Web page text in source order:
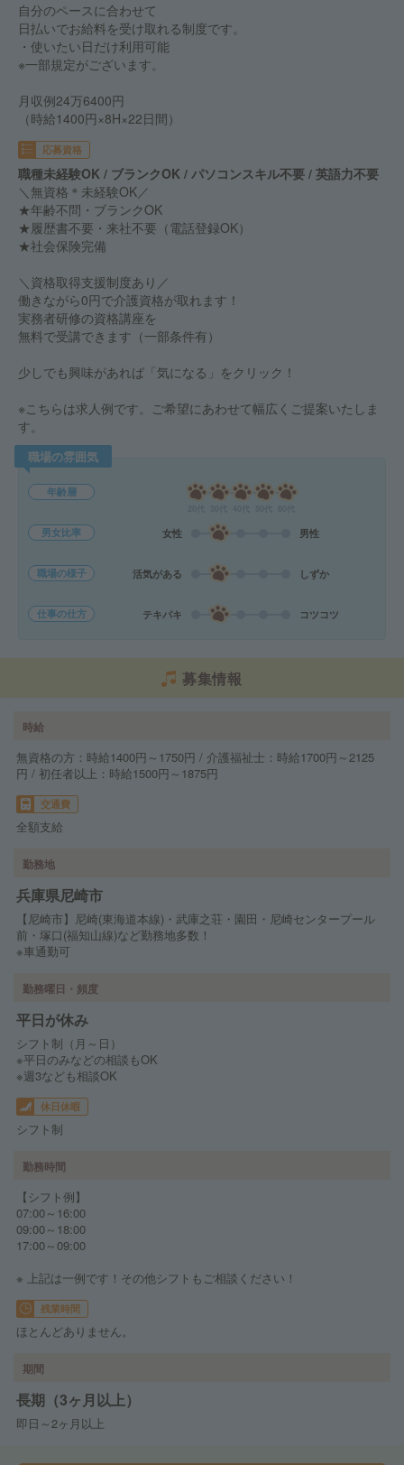
自分のペースに合わせて
日払いでお給料を受け取れる制度です。
・使いたい日だけ利用可能
※一部規定がございます。
月収例24万6400円
（時給1400円×8H×22日間）
応募資格
職種未経験OK / ブランクOK / パソコンスキル不要 / 英語力不要
＼無資格＊未経験OK／
★年齢不問・ブランクOK
★履歴書不要・来社不要（電話登録OK）
★社会保険完備
＼資格取得支援制度あり／
働きながら0円で介護資格が取れます！
実務者研修の資格講座を
無料で受講できます（一部条件有）
少しでも興味があれば「気になる」をクリック！
※こちらは求人例です。ご希望にあわせて幅広くご提案いたしま
す。
職場の雰囲気
年齢層
男女比率 女性 男性
職場の様子 活気がある しずか
仕事の仕方 テキパキ コツコツ
募集情報
時給
無資格の方：時給1400円～1750円 / 介護福祉士：時給1700円～2125
円 / 初任者以上：時給1500円～1875円
交通費
全額支給
勤務地
兵庫県尼崎市
【尼崎市】尼崎(東海道本線)・武庫之荘・園田・尼崎センタープール
前・塚口(福知山線)など勤務地多数！
※車通勤可
勤務曜日・頻度
平日が休み
シフト制（月～日）
※平日のみなどの相談もOK
※週3なども相談OK
休日休暇
シフト制
勤務時間
【シフト例】
07:00～16:00
09:00～18:00
17:00～09:00
※ 上記は一例です！その他シフトもご相談ください！
残業時間
ほとんどありません。
期間
長期（3ヶ月以上）
即日～2ヶ月以上